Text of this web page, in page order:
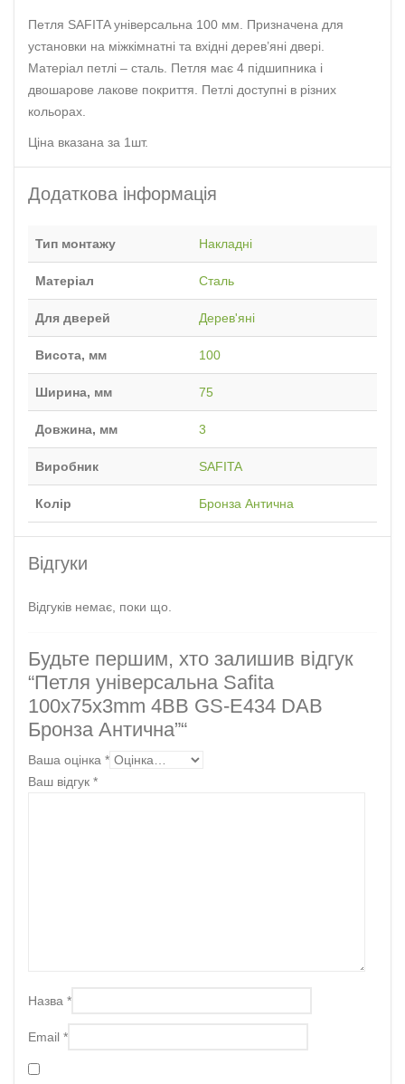
Петля SAFITA універсальна 100 мм. Призначена для
установки на міжкімнатні та вхідні дерев’яні двері.
Матеріал петлі – сталь. Петля має 4 підшипника і
двошарове лакове покриття. Петлі доступні в різних
кольорах.
Ціна вказана за 1шт.
Додаткова інформація
Тип монтажу Накладні
Матеріал Сталь
Для дверей Дерев'яні
Висота, мм 100
Ширина, мм 75
Довжина, мм 3
Виробник SAFITA
Колір Бронза Антична
Відгуки
Відгуків немає, поки що.
Будьте першим, хто залишив відгук
“Петля універсальна Safita
100х75х3mm 4BB GS-E434 DAB
Бронза Антична”“
Ваша оцінка *
Ваш відгук *
Назва *
Email *